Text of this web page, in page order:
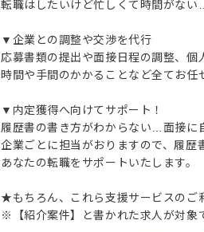
転職はしたいけど忙しくて時間がない
▼企業との調整や交渉を代行
応募書類の提出や面接日程の調整、個
時間や手間のかかることなど全てお任
▼内定獲得へ向けてサポート！
履歴書の書き方がわからない…面接に
企業ごとに担当がおりますので、履歴
あなたの転職をサポートいたします。
★もちろん、これら支援サービスのご
※【紹介案件】と書かれた求人が対象